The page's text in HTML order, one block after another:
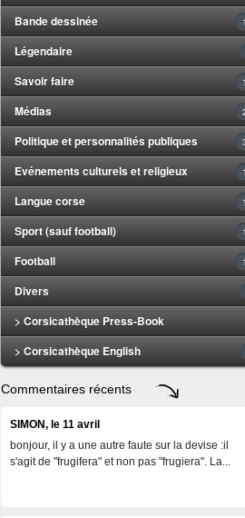
Bande dessinée
Légendaire
Savoir faire
Médias
Politique et personnalités publiques
Evénements culturels et religieux
Langue corse
Sport (sauf football)
Football
Divers
> Corsicathèque Press-Book
> Corsicathèque English
Commentaires récents
SIMON, le 11 avril
bonjour, il y a une autre faute sur la devise :il
s'agit de "frugifera" et non pas "frugiera". La...